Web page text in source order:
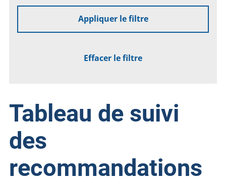
Appliquer le filtre
Effacer le filtre
Tableau de suivi
des
recommandations